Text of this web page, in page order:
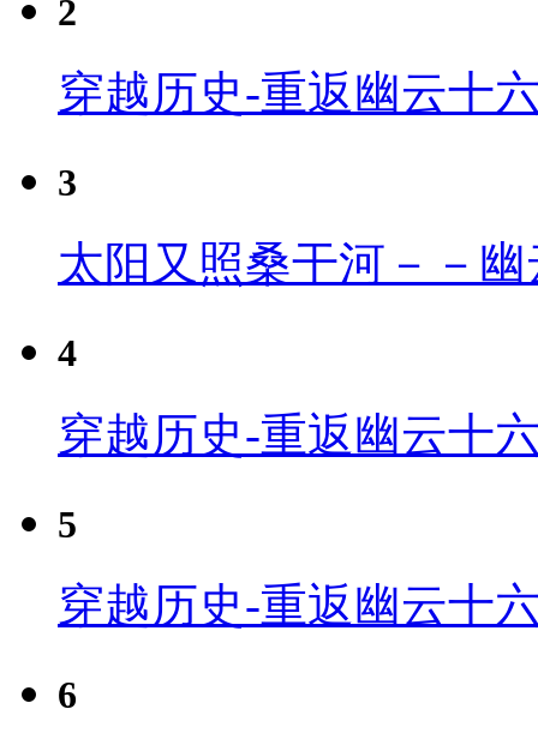
2
穿越历史-重返幽云十
3
太阳又照桑干河－－
4
穿越历史-重返幽云十
5
穿越历史-重返幽云十
6